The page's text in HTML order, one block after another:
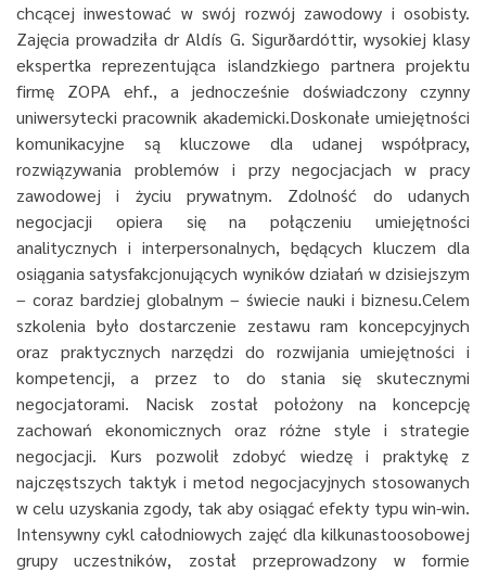
chcącej inwestować w swój rozwój zawodowy i osobisty.
Zajęcia prowadziła dr Aldís G. Sigurðardóttir, wysokiej klasy
ekspertka reprezentująca islandzkiego partnera projektu
firmę ZOPA ehf., a jednocześnie doświadczony czynny
uniwersytecki pracownik akademicki.Doskonałe umiejętności
komunikacyjne są kluczowe dla udanej współpracy,
rozwiązywania problemów i przy negocjacjach w pracy
zawodowej i życiu prywatnym. Zdolność do udanych
negocjacji opiera się na połączeniu umiejętności
analitycznych i interpersonalnych, będących kluczem dla
osiągania satysfakcjonujących wyników działań w dzisiejszym
– coraz bardziej globalnym – świecie nauki i biznesu.Celem
szkolenia było dostarczenie zestawu ram koncepcyjnych
oraz praktycznych narzędzi do rozwijania umiejętności i
kompetencji, a przez to do stania się skutecznymi
negocjatorami. Nacisk został położony na koncepcję
zachowań ekonomicznych oraz różne style i strategie
negocjacji. Kurs pozwolił zdobyć wiedzę i praktykę z
najczęstszych taktyk i metod negocjacyjnych stosowanych
w celu uzyskania zgody, tak aby osiągać efekty typu win-win.
Intensywny cykl całodniowych zajęć dla kilkunastoosobowej
grupy uczestników, został przeprowadzony w formie